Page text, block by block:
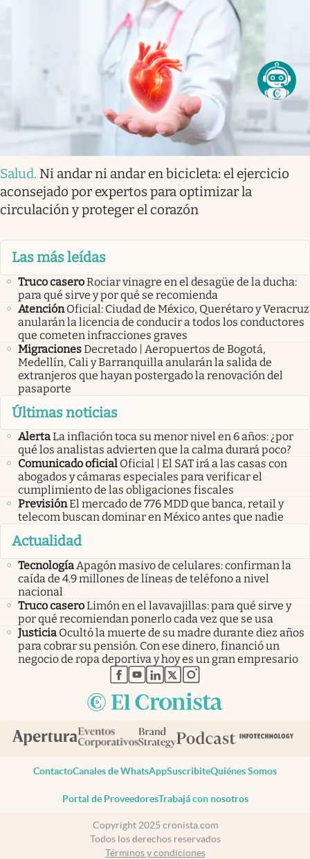
Salud. Ni andar ni andar en bicicleta: el ejercicio
aconsejado por expertos para optimizar la
circulación y proteger el corazón
Las más leídas
Truco caseroRociar vinagre en el desagüe de la ducha:
para qué sirve y por qué se recomienda
Atención Oficial: Ciudad de México, Querétaro y Veracruz
anularán la licencia de conducir a todos los conductores
que cometen infracciones graves
MigracionesDecretado | Aeropuertos de Bogotá,
Medellín, Cali y Barranquilla anularán la salida de
extranjeros que hayan postergado la renovación del
pasaporte
Últimas noticias
AlertaLa inflación toca su menor nivel en 6 años: ¿por
qué los analistas advierten que la calma durará poco?
Comunicado oficial Oficial | El SAT irá a las casas con
abogados y cámaras especiales para verificar el
cumplimiento de las obligaciones fiscales
PrevisiónEl mercado de 776 MDD que banca, retail y
telecom buscan dominar en México antes que nadie
Actualidad
Tecnología Apagón masivo de celulares: confirman la
caída de 4.9 millones de líneas de teléfono a nivel
nacional
Truco caseroLimón en el lavavajillas: para qué sirve y
por qué recomiendan ponerlo cada vez que se usa
Justicia Ocultó la muerte de su madre durante diez años
para cobrar su pensión. Con ese dinero, financió un
negocio de ropa deportiva y hoy es un gran empresario
abre en nueva pestaña
abre en nueva pestaña
abre en nueva pestaña
abre en nueva pestaña
abre en nueva pestaña
ContactoCanales de WhatsAppSuscribiteQuiénes Somos
Portal de ProveedoresTrabajá con nosotros
Copyright 2025 cronista.com
Todos los derechos reservados
Términos y condiciones